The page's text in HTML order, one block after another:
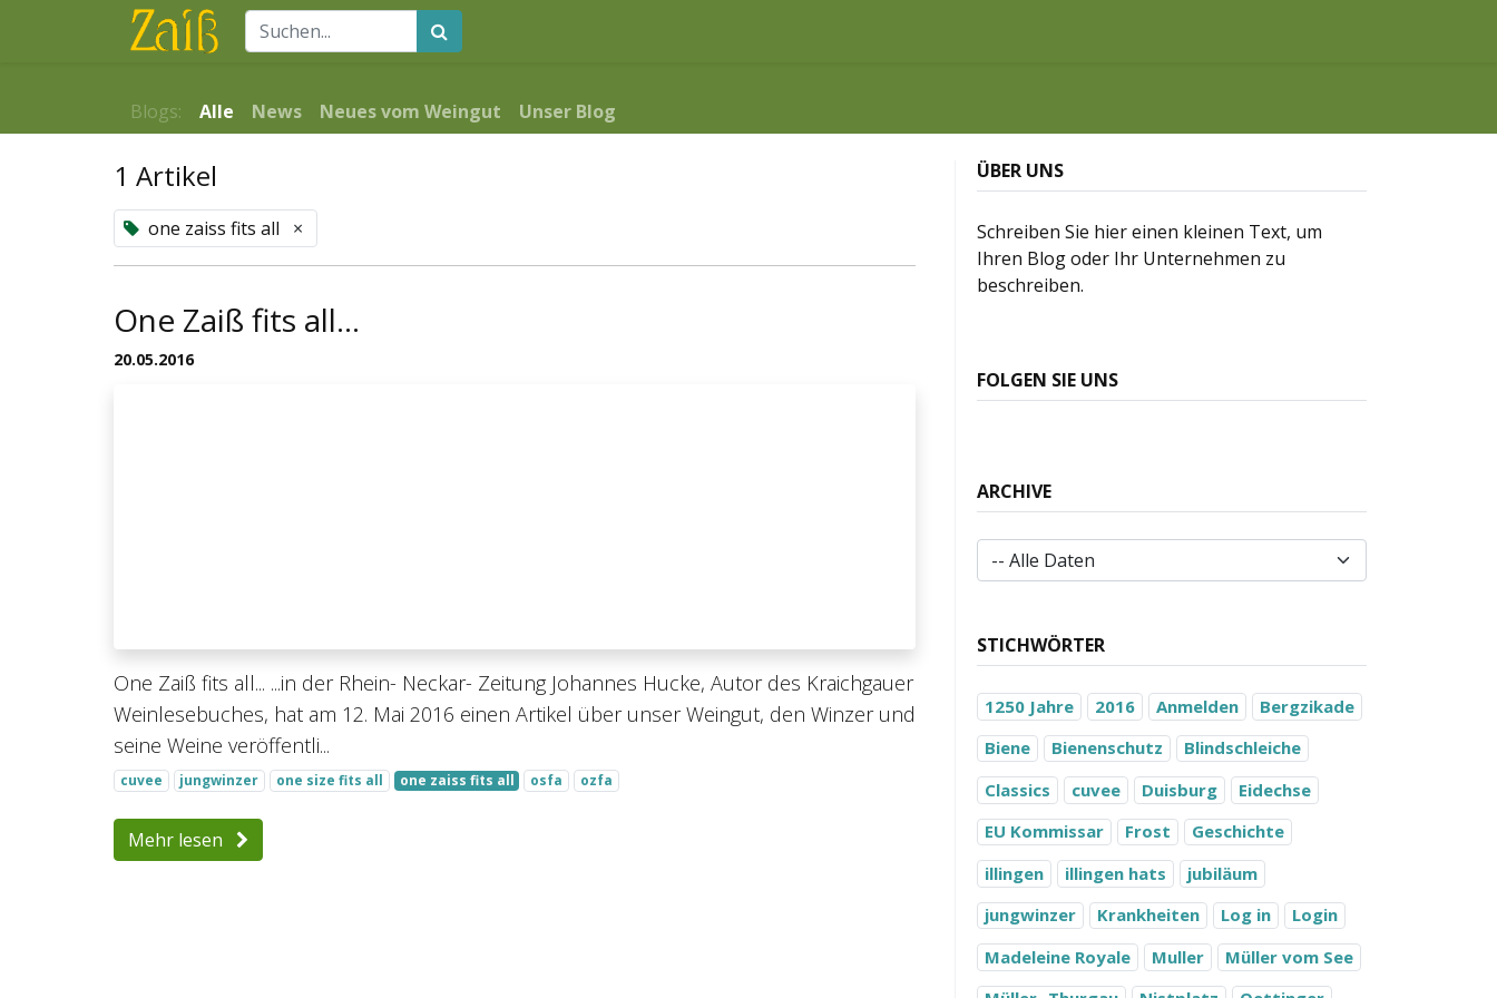
Blogs: Alle News Neues vom Weingut Unser Blog
1 Artikel
one zaiss fits all ×
One Zaiß fits all...
20.05.2016
One Zaiß fits all... ...in der Rhein- Neckar- Zeitung Johannes Hucke, Autor des Kraichgauer
Weinlesebuches, hat am 12. Mai 2016 einen Artikel über unser Weingut, den Winzer und
seine Weine veröffentli...
cuvee jungwinzer one size fits all one zaiss fits all osfa ozfa
Mehr lesen
ÜBER UNS
Schreiben Sie hier einen kleinen Text, um
Ihren Blog oder Ihr Unternehmen zu
beschreiben.
FOLGEN SIE UNS
ARCHIVE
STICHWÖRTER
1250 Jahre 2016 Anmelden
Bergzikade
Biene
Bienenschutz
Blindschleiche
Classics
cuvee Duisburg
Eidechse
EU Kommissar
Frost
Geschichte
illingen
illingen hats
jubiläum
jungwinzer
Krankheiten Log in
Login
Madeleine Royale
Muller
Müller vom See